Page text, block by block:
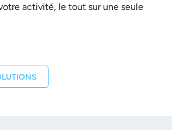
activité, le tout sur une seule